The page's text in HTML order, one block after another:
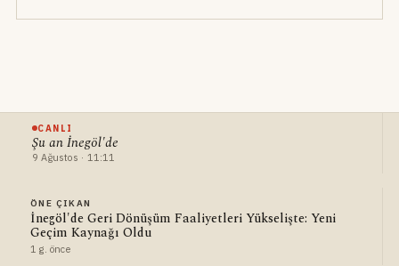
CANLI
Şu an İnegöl'de
9 Ağustos · 11:11
ÖNE ÇIKAN
İnegöl'de Geri Dönüşüm Faaliyetleri Yükselişte: Yeni
Geçim Kaynağı Oldu
1 g. önce